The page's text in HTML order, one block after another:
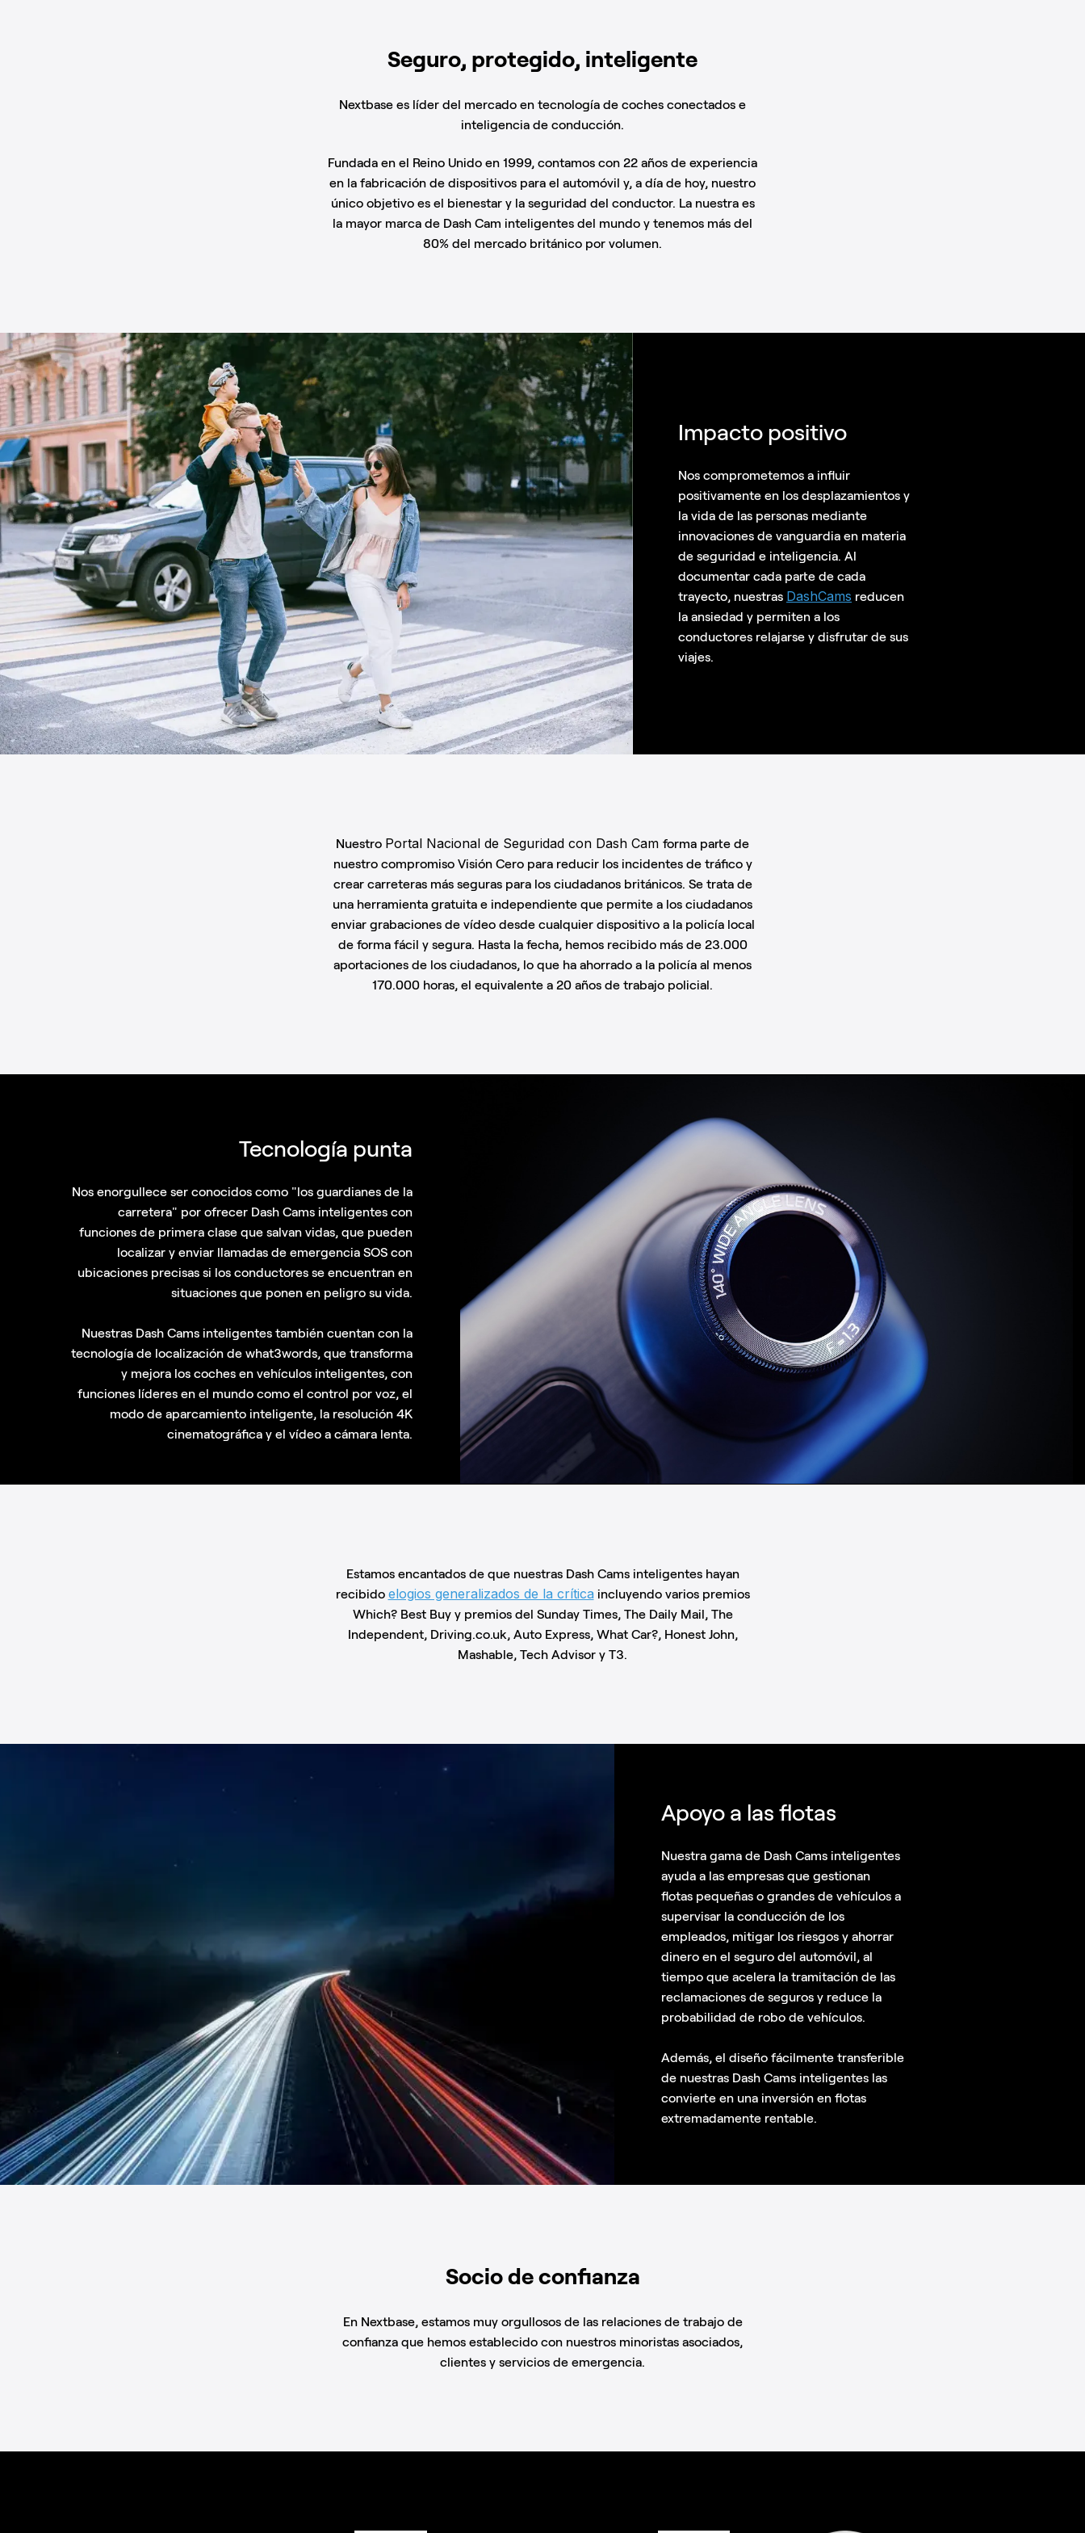
Seguro, protegido, inteligente
Nextbase es líder del mercado en tecnología de coches conectados e
inteligencia de conducción.
Fundada en el Reino Unido en 1999, contamos con 22 años de experiencia
en la fabricación de dispositivos para el automóvil y, a día de hoy, nuestro
único objetivo es el bienestar y la seguridad del conductor. La nuestra es
la mayor marca de Dash Cam inteligentes del mundo y tenemos más del
80% del mercado británico por volumen.
Impacto positivo
Nos comprometemos a influir
positivamente en los desplazamientos y
la vida de las personas mediante
innovaciones de vanguardia en materia
de seguridad e inteligencia. Al
documentar cada parte de cada
trayecto, nuestras DashCams reducen
la ansiedad y permiten a los
conductores relajarse y disfrutar de sus
viajes.
Nuestro Portal Nacional de Seguridad con Dash Cam forma parte de
nuestro compromiso Visión Cero para reducir los incidentes de tráfico y
crear carreteras más seguras para los ciudadanos británicos. Se trata de
una herramienta gratuita e independiente que permite a los ciudadanos
enviar grabaciones de vídeo desde cualquier dispositivo a la policía local
de forma fácil y segura. Hasta la fecha, hemos recibido más de 23.000
aportaciones de los ciudadanos, lo que ha ahorrado a la policía al menos
170.000 horas, el equivalente a 20 años de trabajo policial.
Tecnología punta
Nos enorgullece ser conocidos como "los guardianes de la
carretera" por ofrecer Dash Cams inteligentes con
funciones de primera clase que salvan vidas, que pueden
localizar y enviar llamadas de emergencia SOS con
ubicaciones precisas si los conductores se encuentran en
situaciones que ponen en peligro su vida.
Nuestras Dash Cams inteligentes también cuentan con la
tecnología de localización de what3words, que transforma
y mejora los coches en vehículos inteligentes, con
funciones líderes en el mundo como el control por voz, el
modo de aparcamiento inteligente, la resolución 4K
cinematográfica y el vídeo a cámara lenta.
Estamos encantados de que nuestras Dash Cams inteligentes hayan
recibido elogios generalizados de la crítica incluyendo varios premios
Which? Best Buy y premios del Sunday Times, The Daily Mail, The
Independent, Driving.co.uk, Auto Express, What Car?, Honest John,
Mashable, Tech Advisor y T3.
Apoyo a las flotas
Nuestra gama de Dash Cams inteligentes
ayuda a las empresas que gestionan
flotas pequeñas o grandes de vehículos a
supervisar la conducción de los
empleados, mitigar los riesgos y ahorrar
dinero en el seguro del automóvil, al
tiempo que acelera la tramitación de las
reclamaciones de seguros y reduce la
probabilidad de robo de vehículos.
Además, el diseño fácilmente transferible
de nuestras Dash Cams inteligentes las
convierte en una inversión en flotas
extremadamente rentable.
Socio de confianza
En Nextbase, estamos muy orgullosos de las relaciones de trabajo de
confianza que hemos establecido con nuestros minoristas asociados,
clientes y servicios de emergencia.